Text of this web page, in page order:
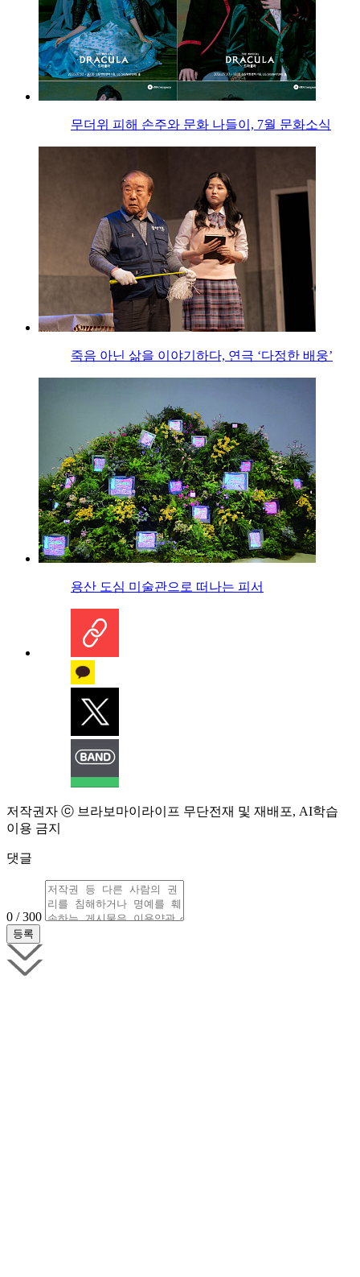
무더위 피해 손주와 문화 나들이, 7월 문화소식
죽음 아닌 삶을 이야기하다, 연극 ‘다정한 배웅’
용산 도심 미술관으로 떠나는 피서
저작권자 ⓒ 브라보마이라이프 무단전재 및 재배포, AI학습
이용 금지
댓글
0 / 300